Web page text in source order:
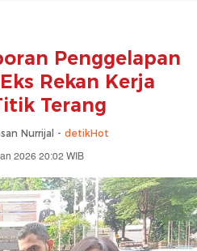
Penggelapan
Rekan Kerja
Terang
Nurrijal - detikHot
2026 20:02 WIB